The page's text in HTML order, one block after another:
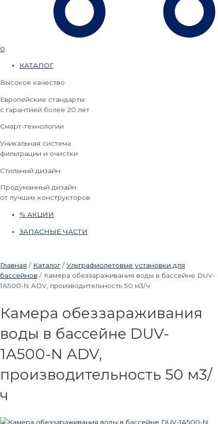
0
КАТАЛОГ
Высокое качество
Европейские стандарты
с гарантией более 20 лет
Смарт-технологии
Уникальная система
фильтрации и очистки
Стильный дизайн
Продуманный дизайн
от лучших конструкторов
% АКЦИИ
ЗАПАСНЫЕ ЧАСТИ
Главная / Каталог / Ультрафиолетовые установки для
бассейнов / Камера обеззараживания воды в бассейне DUV-
1А500-N ADV, производительность 50 м3/ч
Камера обеззараживания
воды в бассейне DUV-
1А500-N ADV,
производительность 50 м3/
ч